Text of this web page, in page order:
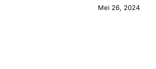
Mei 26, 2024